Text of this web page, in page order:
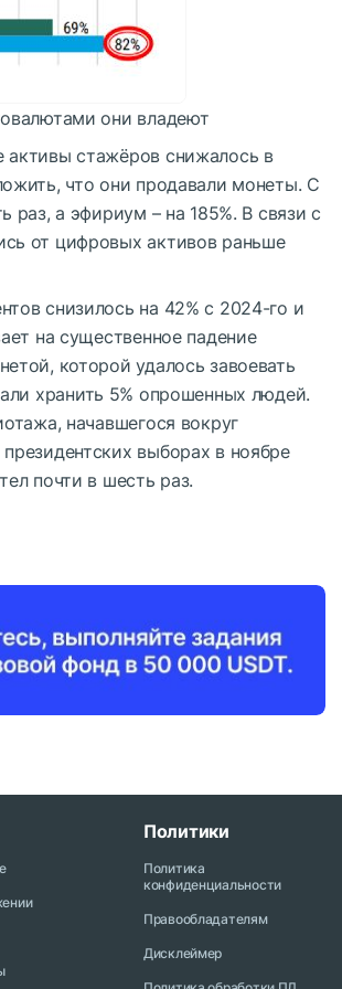
они владеют
стажёров снижалось в
что они продавали монеты. С
раз, а эфириум – на 185%. В связи с
от цифровых активов раньше
снизилось на 42% с 2024-го и
на существенное падение
которой удалось завоевать
хранить 5% опрошенных людей.
начавшегося вокруг
выборах в ноябре
почти в шесть раз.
Политики
Политика
конфиденциальности
Правообладателям
Дисклеймер